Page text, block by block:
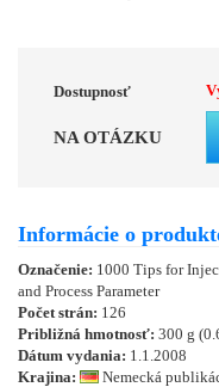
Dostupnosť
NA OTÁZKU
Informácie o
Označenie: 1000 Tips for
and Process Parameter
Počet strán: 126
Približná hmotnosť: 300 g
Dátum vydania: 1.1.2008
Krajina:
Nemecká